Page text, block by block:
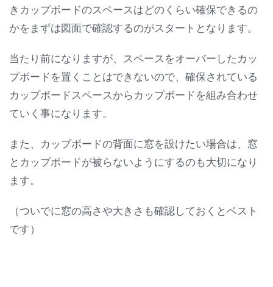
きカップボードのスペースはどのくらい確保できるの
かをまずは図面で確認するのがスタートとなります。
当たり前になりますが、スペースをオーバーしたカッ
プボードを置くことはできないので、確保されている
カップボードスペースからカップボードを組み合わせ
ていく事になります。
また、カップボードの背面に窓を設けたい場合は、窓
とカップボードが被らないようにするのも大切になり
ます。
（ついでに窓の高さや大きさも確認しておくとベスト
です）